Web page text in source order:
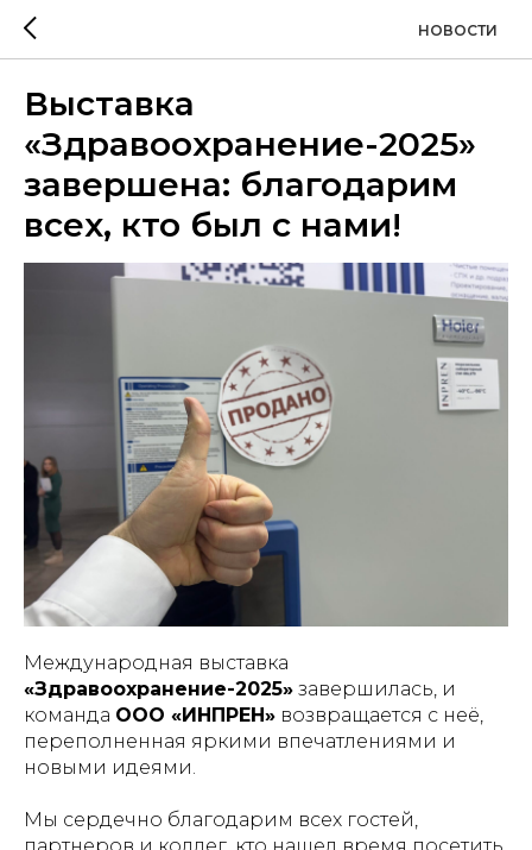
НОВОСТИ
Выставка
«Здравоохранение-2025»
завершена: благодарим
всех, кто был с нами!
Международная выставка
«Здравоохранение-2025» завершилась, и
команда ООО «ИНПРЕН» возвращается с неё,
переполненная яркими впечатлениями и
новыми идеями.
Мы сердечно благодарим всех гостей,